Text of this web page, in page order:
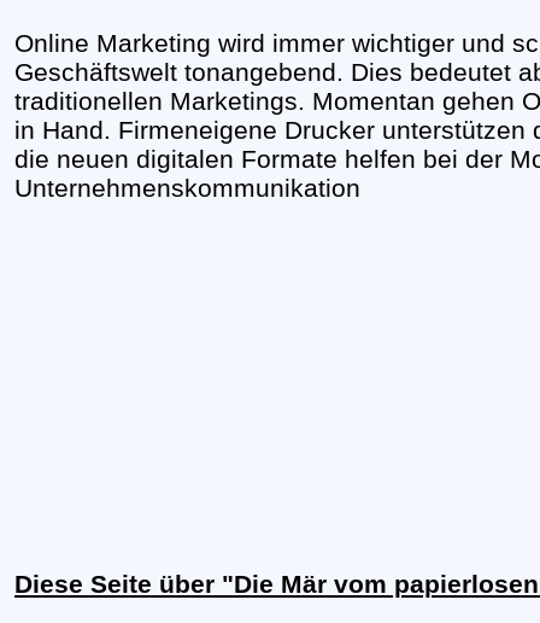
Online Marketing wird immer wichtiger und
Geschäftswelt tonangebend. Dies bedeutet
traditionellen Marketings. Momentan gehen
in Hand. Firmeneigene Drucker
die neuen digitalen Formate helfen bei der
Unternehmenskommunikation
Diese Seite über "Die Mär vom